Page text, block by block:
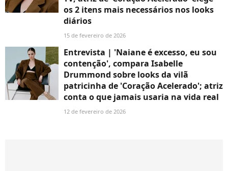
os 2 itens mais necessários nos looks
diários
15 de fevereiro de 2026
Entrevista | 'Naiane é excesso, eu sou
contenção', compara Isabelle
Drummond sobre looks da vilã
patricinha de 'Coração Acelerado'; atriz
conta o que jamais usaria na vida real
12 de fevereiro de 2026